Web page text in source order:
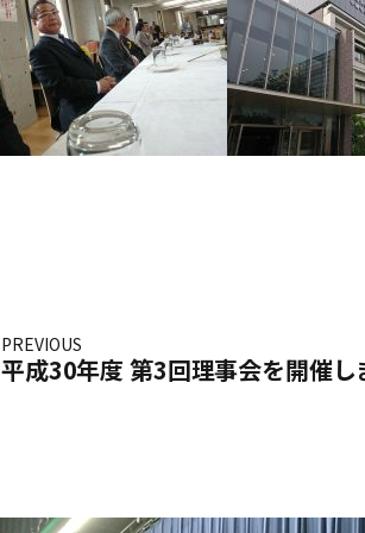
PREVIOUS
平成30年度 第3回理事会を開催し